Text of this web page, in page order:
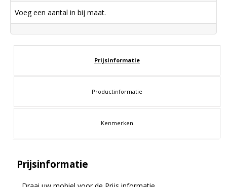
Voeg een aantal in bij maat.
Prijsinformatie
Productinformatie
Kenmerken
Prijsinformatie